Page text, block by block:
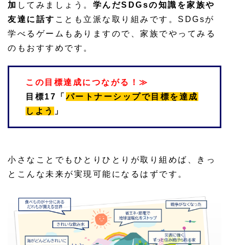
加 してみましょう。 学んだSDGsの知識を家族や
友達に話す ことも立派な取り組みです。SDGsが
学べるゲームもありますので、家族でやってみる
のもおすすめです。
この目標達成につながる！≫
目標17「パートナーシップで目標を達成
しよう
」
小さなことでもひとりひとりが取り組めば、きっ
とこんな未来が実現可能になるはずです。